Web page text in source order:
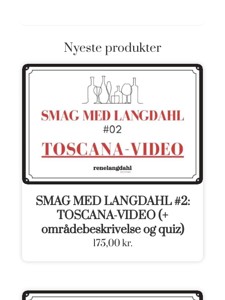
Nyeste produkter
SMAG MED LANGDAHL #2:
TOSCANA-VIDEO (+
områdebeskrivelse og quiz)
175,00kr.